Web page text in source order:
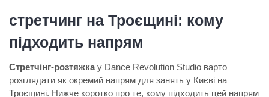
стретчинг на Троєщині: кому
підходить напрям
Стретчінг-розтяжкау Dance Revolution Studio варто
розглядати як окремий напрям для занять у Києві на
Троєщині. Нижче коротко про те, кому підходить цей напрям